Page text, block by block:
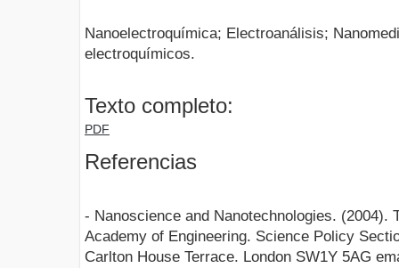
Nanoelectroquímica; Electroanálisis;
electroquímicos.
Texto completo:
PDF
Referencias
- Nanoscience and Nanotechnologies. (2004).
Academy of Engineering. Science Policy
Carlton House Terrace. London SW1Y 5AG